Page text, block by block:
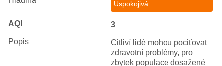
Uspokojivá
3
Citliví lidé mohou pociťovat
zdravotní problémy, pro
zbytek populace dosažené